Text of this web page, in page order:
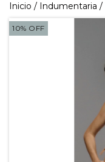
Inicio / Indumentaria /
10% OFF